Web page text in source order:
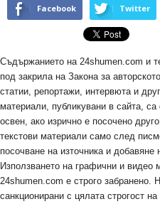
Facebook Twitter
Съдържанието на 24shumen.com и
под закрила на Закона за
статии, репортажи, интервюта и
материали, публикувани в сайта, са
освен, ако изрично е посочено
текстови материали само след
посочване на източника и добавяне
Използването на графични и видео
24shumen.com е строго забранено.
санкционирани с цялата строгост